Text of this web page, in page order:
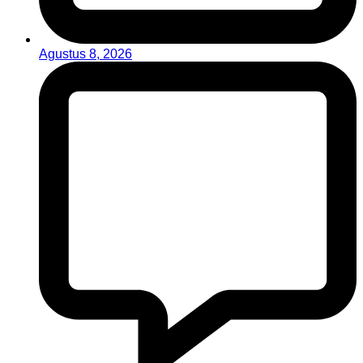
Agustus 8, 2026